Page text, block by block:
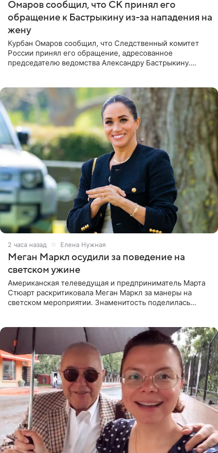
Омаров сообщил, что СК принял его
обращение к Бастрыкину из-за нападения на
жену
Курбан Омаров сообщил, что Следственный комитет
России принял его обращение, адресованное
председателю ведомства Александру Бастрыкину.
3 часа назад Елена Нужная
Меган Маркл осудили за поведение на
светском ужине
Американская телеведущая и предприниматель Марта
Стюарт раскритиковала Меган Маркл за манеры на
светском мероприятии. Знаменитость поделилась